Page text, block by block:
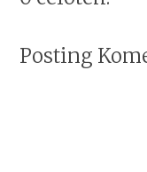
Posting